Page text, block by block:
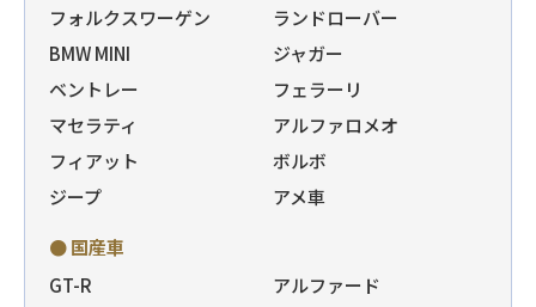
フォルクスワーゲン
ランドローバー
BMW MINI
ジャガー
ベントレー
フェラーリ
マセラティ
アルファロメオ
フィアット
ボルボ
ジープ
アメ車
● 国産車
GT-R
アルファード